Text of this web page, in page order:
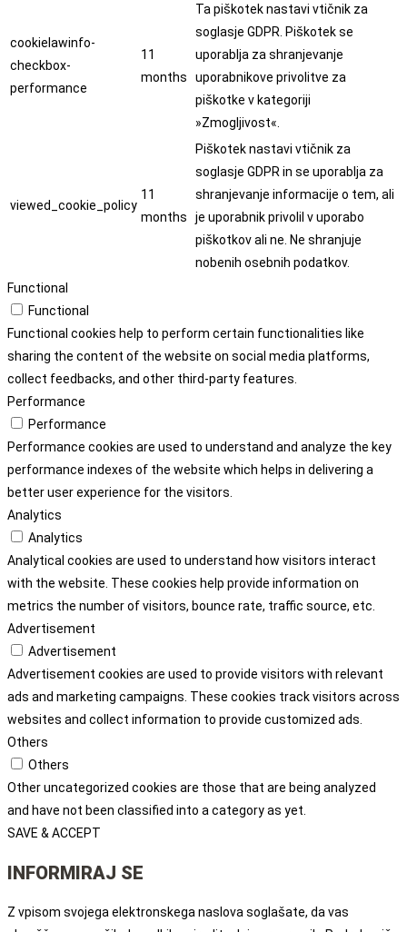
cookielawinfo-
checkbox-
performance
11
months
Ta piškotek nastavi vtičnik za
soglasje GDPR. Piškotek se
uporablja za shranjevanje
uporabnikove privolitve za
piškotke v kategoriji
»Zmogljivost«.
viewed_cookie_policy
11
months
Piškotek nastavi vtičnik za
soglasje GDPR in se uporablja za
shranjevanje informacije o tem, ali
je uporabnik privolil v uporabo
piškotkov ali ne. Ne shranjuje
nobenih osebnih podatkov.
Functional
Functional
Functional cookies help to perform certain functionalities like
sharing the content of the website on social media platforms,
collect feedbacks, and other third-party features.
Performance
Performance
Performance cookies are used to understand and analyze the key
performance indexes of the website which helps in delivering a
better user experience for the visitors.
Analytics
Analytics
Analytical cookies are used to understand how visitors interact
with the website. These cookies help provide information on
metrics the number of visitors, bounce rate, traffic source, etc.
Advertisement
Advertisement
Advertisement cookies are used to provide visitors with relevant
ads and marketing campaigns. These cookies track visitors across
websites and collect information to provide customized ads.
Others
Others
Other uncategorized cookies are those that are being analyzed
and have not been classified into a category as yet.
SAVE & ACCEPT
INFORMIRAJ SE
Z vpisom svojega elektronskega naslova soglašate, da vas